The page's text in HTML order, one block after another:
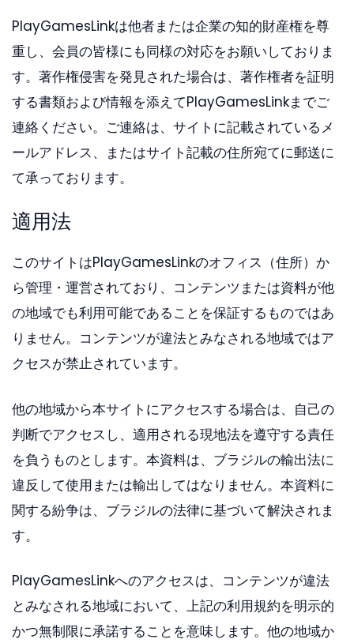
PlayGamesLinkは他者または企業の知的財産権を尊
重し、会員の皆様にも同様の対応をお願いしておりま
す。著作権侵害を発見された場合は、著作権者を証明
する書類および情報を添えてPlayGamesLinkまでご
連絡ください。ご連絡は、サイトに記載されているメ
ールアドレス、またはサイト記載の住所宛てに郵送に
て承っております。
適用法
このサイトはPlayGamesLinkのオフィス（住所）か
ら管理・運営されており、コンテンツまたは資料が他
の地域でも利用可能であることを保証するものではあ
りません。コンテンツが違法とみなされる地域ではア
クセスが禁止されています。
他の地域から本サイトにアクセスする場合は、自己の
判断でアクセスし、適用される現地法を遵守する責任
を負うものとします。本資料は、ブラジルの輸出法に
違反して使用または輸出してはなりません。本資料に
関する紛争は、ブラジルの法律に基づいて解決されま
す。
PlayGamesLinkへのアクセスは、コンテンツが違法
とみなされる地域において、上記の利用規約を明示的
かつ無制限に承諾することを意味します。他の地域か